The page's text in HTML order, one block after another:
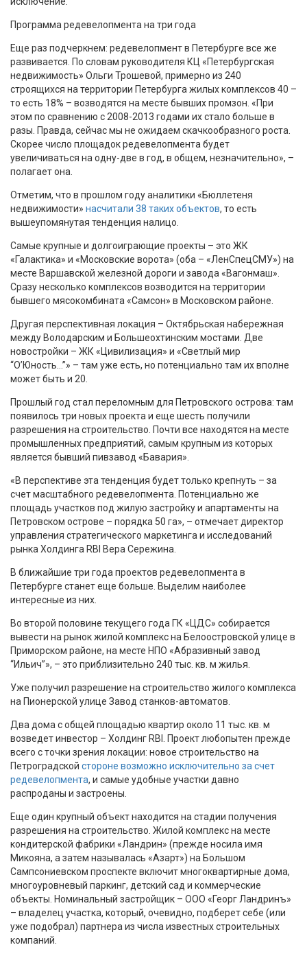
Программа редевелопмента на три года
Еще раз подчеркнем: редевелопмент в Петербурге все же
развивается. По словам руководителя КЦ «Петербургская
недвижимость» Ольги Трошевой, примерно из 240
строящихся на территории Петербурга жилых комплексов 40 –
то есть 18% – возводятся на месте бывших промзон. «При
этом по сравнению с 2008-2013 годами их стало больше в
разы. Правда, сейчас мы не ожидаем скачкообразного роста.
Скорее число площадок редевелопмента будет
увеличиваться на одну-две в год, в общем, незначительно», –
полагает она.
Отметим, что в прошлом году аналитики «Бюллетеня
недвижимости» насчитали 38 таких объектов, то есть
вышеупомянутая тенденция налицо.
Самые крупные и долгоиграющие проекты – это ЖК
«Галактика» и «Московские ворота» (оба – «ЛенСпецСМУ») на
месте Варшавской железной дороги и завода «Вагонмаш».
Сразу несколько комплексов возводится на территории
бывшего мясокомбината «Самсон» в Московском районе.
Другая перспективная локация – Октябрьская набережная
между Володарским и Большеохтинским мостами. Две
новостройки – ЖК «Цивилизация» и «Светлый мир
“О’Юность…”» – там уже есть, но потенциально там их вполне
может быть и 20.
Прошлый год стал переломным для Петровского острова: там
появилось три новых проекта и еще шесть получили
разрешения на строительство. Почти все находятся на месте
промышленных предприятий, самым крупным из которых
является бывший пивзавод «Бавария».
«В перспективе эта тенденция будет только крепнуть – за
счет масштабного редевелопмента. Потенциально же
площадь участков под жилую застройку и апартаменты на
Петровском острове – порядка 50 га», – отмечает директор
управления стратегического маркетинга и исследований
рынка Холдинга RBI Вера Сережина.
В ближайшие три года проектов редевелопмента в
Петербурге станет еще больше. Выделим наиболее
интересные из них.
Во второй половине текущего года ГК «ЦДС» собирается
вывести на рынок жилой комплекс на Белоостровской улице в
Приморском районе, на месте НПО «Абразивный завод
“Ильич”», – это приблизительно 240 тыс. кв. м жилья.
Уже получил разрешение на строительство жилого комплекса
на Пионерской улице Завод станков-автоматов.
Два дома с общей площадью квартир около 11 тыс. кв. м
возведет инвестор – Холдинг RBI. Проект любопытен прежде
всего с точки зрения локации: новое строительство на
Петроградской стороне возможно исключительно за счет
редевелопмента, и самые удобные участки давно
распроданы и застроены.
Еще один крупный объект находится на стадии получения
разрешения на строительство. Жилой комплекс на месте
кондитерской фабрики «Ландрин» (прежде носила имя
Микояна, а затем называлась «Азарт») на Большом
Сампсониевском проспекте включит многоквартирные дома,
многоуровневый паркинг, детский сад и коммерческие
объекты. Номинальный застройщик – ООО «Георг Ландринъ»
– владелец участка, который, очевидно, подберет себе (или
уже подобрал) партнера из числа известных строительных
компаний.